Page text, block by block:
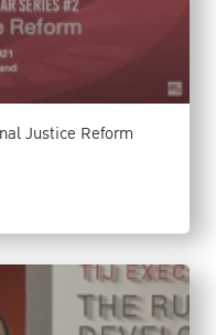
Justice Reform